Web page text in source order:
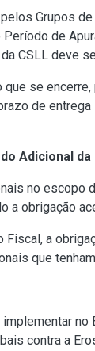
Grupos
Período de
CSLL deve
que se
de
Adicional da
no escopo
a obrigação
Fiscal, a
que
contra a